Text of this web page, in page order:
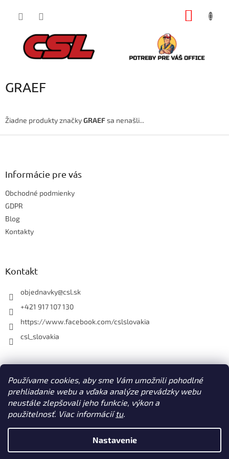
Používame cookies, aby sme Vám umožnili pohodlné
prehliadanie webu a vďaka analýze prevádzky webu
neustále zlepšovali jeho funkcie, výkon a
použitelnosť. Viac informáciítu.
Nastavenie
GRAEF
Žiadne produkty značkyGRAEFsa nenašli...
Z
Informácie pre vás
Obchodné podmienky
GDPR
Blog
Kontakty
Kontakt
objednavky@csl.sk
+421 917 107 130
https://www.facebook.com/cslslovakia
csl_slovakia
Facebook